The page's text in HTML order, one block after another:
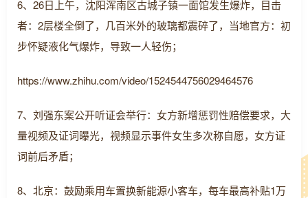
6、26日上午，沈阳浑南区古城子镇一面馆发生爆炸，目击
者：2层楼全倒了，几百米外的玻璃都震碎了，当地官方：初
步怀疑液化气爆炸，导致一人轻伤；
https://www.zhihu.com/video/1524544756029464576
7、刘强东案公开听证会举行：女方新增惩罚性赔偿要求，大
量视频及证词曝光，视频显示事件女生多次称自愿，女方证
词前后矛盾；
8、北京：鼓励乘用车置换新能源小客车，每车最高补贴1万